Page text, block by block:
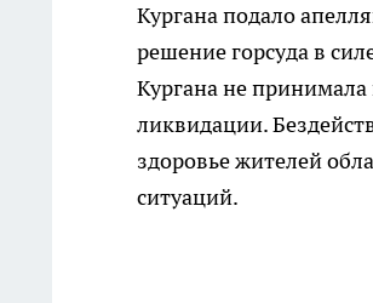
Кургана подало
решение горсуда в
Кургана не
ликвидации.
здоровье жителей
ситуаций.